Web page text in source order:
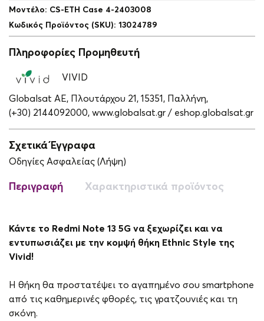
Μοντέλο: CS-ETH Case 4-2403008
Κωδικός Προϊόντος (SKU): 13024789
Πληροφορίες Προμηθευτή
VIVID
Globalsat ΑΕ, Πλουτάρχου 21, 15351, Παλλήνη,
(+30) 2144092000, www.globalsat.gr / eshop.globalsat.gr
Σχετικά Έγγραφα
Οδηγίες Ασφαλείας (Λήψη)
Περιγραφή Χαρακτηριστικά προϊόντος
Κάντε το Redmi Note 13 5G να ξεχωρίζει και να
εντυπωσιάζει με την κομψή θήκη Ethnic Style της
Vivid!
Η θήκη θα προστατέψει το αγαπημένο σου smartphone
από τις καθημερινές φθορές, τις γρατζουνιές και τη
σκόνη.